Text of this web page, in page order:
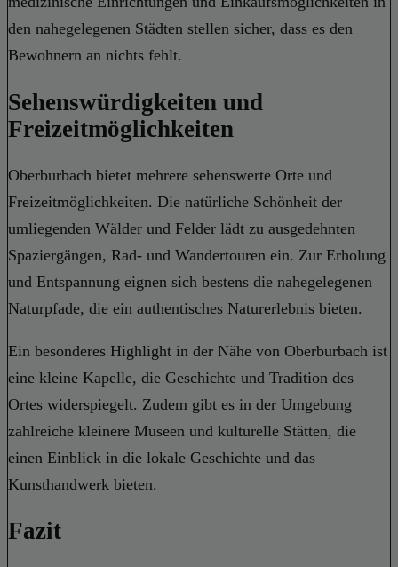
den nahegelegenen Städten stellen sicher, dass es den
Bewohnern an nichts fehlt.
Sehenswürdigkeiten und
Freizeitmöglichkeiten
Oberburbach bietet mehrere sehenswerte Orte und
Freizeitmöglichkeiten. Die natürliche Schönheit der
umliegenden Wälder und Felder lädt zu ausgedehnten
Spaziergängen, Rad- und Wandertouren ein. Zur Erholung
und Entspannung eignen sich bestens die nahegelegenen
Naturpfade, die ein authentisches Naturerlebnis bieten.
Ein besonderes Highlight in der Nähe von Oberburbach ist
eine kleine Kapelle, die Geschichte und Tradition des
Ortes widerspiegelt. Zudem gibt es in der Umgebung
zahlreiche kleinere Museen und kulturelle Stätten, die
einen Einblick in die lokale Geschichte und das
Kunsthandwerk bieten.
Fazit